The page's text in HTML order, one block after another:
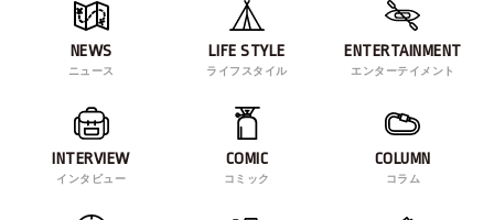
NEWS
ニュース
LIFE STYLE
ライフスタイル
ENTERTAINMENT
エンターテイメント
INTERVIEW
インタビュー
COMIC
コミック
COLUMN
コラム